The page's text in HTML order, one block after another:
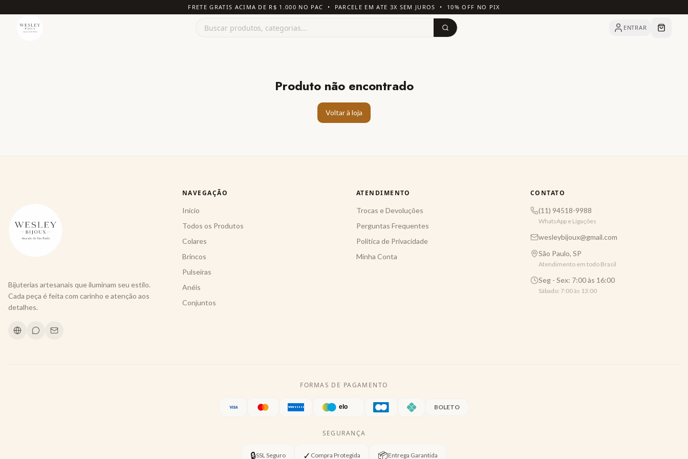
FRETE GRATIS ACIMA DE R$ 1.000 NO PAC • PARCELE EM ATE 3X SEM JUROS • 10% OFF NO PIX
ENTRAR
Produto não encontrado
Voltar à loja
Bijuterias artesanais que iluminam seu estilo.
Cada peça é feita com carinho e atenção aos
detalhes.
NAVEGAÇÃO
Início
Todos os Produtos
Colares
Brincos
Pulseiras
Anéis
Conjuntos
ATENDIMENTO
Trocas e Devoluções
Perguntas Frequentes
Política de Privacidade
Minha Conta
CONTATO
(11) 94518-9988
WhatsApp e Ligações
wesleybijoux@gmail.com
São Paulo, SP
Atendimento em todo Brasil
Seg - Sex: 7:00 às 16:00
Sábado: 7:00 às 13:00
FORMAS DE PAGAMENTO
BOLETO
SEGURANÇA
🔒SSL Seguro ✓ Compra Protegida 📦Entrega Garantida